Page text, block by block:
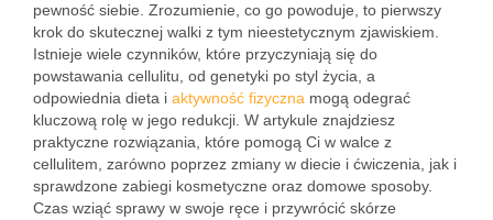
pewność siebie. Zrozumienie, co go powoduje, to pierwszy
krok do skutecznej walki z tym nieestetycznym zjawiskiem.
Istnieje wiele czynników, które przyczyniają się do
powstawania cellulitu, od genetyki po styl życia, a
odpowiednia dieta i aktywność fizyczna mogą odegrać
kluczową rolę w jego redukcji. W artykule znajdziesz
praktyczne rozwiązania, które pomogą Ci w walce z
cellulitem, zarówno poprzez zmiany w diecie i ćwiczenia, jak i
sprawdzone zabiegi kosmetyczne oraz domowe sposoby.
Czas wziąć sprawy w swoje ręce i przywrócić skórze